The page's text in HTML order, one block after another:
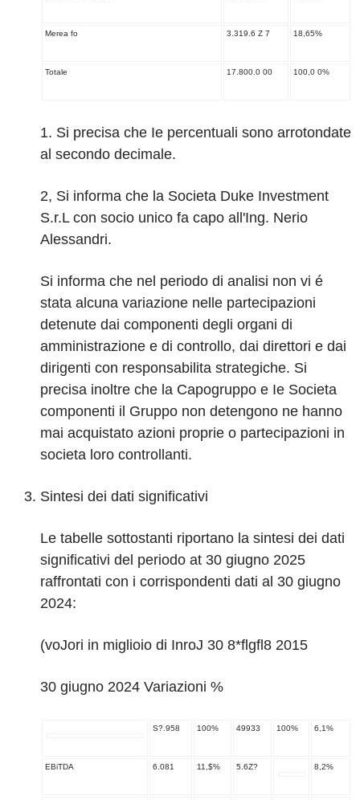
Merea fo 3.319.6 Z 7 18,65%
Totale 17.800.0 00 100,0 0%
1. Si precisa che Ie percentuali sono arrotondate
al secondo decimale.
2, Si informa che la Societa Duke Investment
S.r.L con socio unico fa capo all'Ing. Nerio
Alessandri.
Si informa che nel periodo di analisi non vi é
stata alcuna variazione nelle partecipazioni
detenute dai componenti degli organi di
amministrazione e di controllo, dai direttori e dai
dirigenti con responsabilita strategiche. Si
precisa inoltre che la Capogruppo e Ie Societa
componenti il Gruppo non detengono ne hanno
mai acquistato azioni proprie o partecipazioni in
societa loro controllanti.
Sintesi dei dati significativi
Le tabelle sottostanti riportano la sintesi dei dati
significativi del periodo at 30 giugno 2025
raffrontati con i corrispondenti dati al 30 giugno
2024:
(voJori in miglioio di InroJ 30 8*flgfl8 2015
30 giugno 2024 Variazioni %
S?.958 100% 49933 100% 6,1%
EBiTDA 6.081 11,$% 5.6Z? 8,2%